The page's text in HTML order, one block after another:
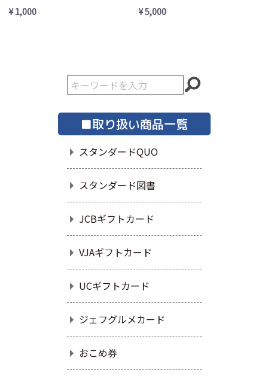
¥ 1,000
¥ 5,000
■取り扱い商品一覧
スタンダードQUO
スタンダード図書
JCBギフトカード
VJAギフトカード
UCギフトカード
ジェフグルメカード
おこめ券